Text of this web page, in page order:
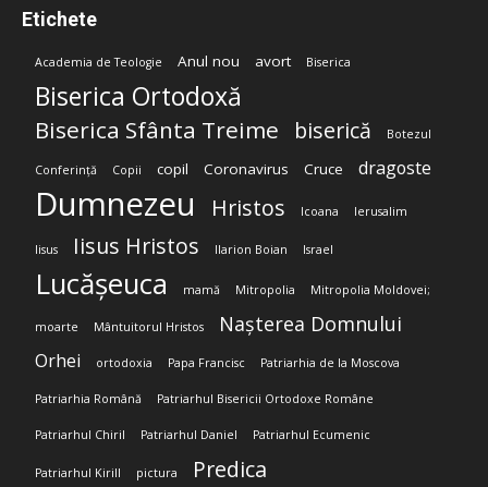
Etichete
Academia de Teologie Anul nou avort Biserica
Biserica Ortodoxă
Biserica Sfânta Treime biserică Botezul
Conferință Copii copil Coronavirus Cruce dragoste
Dumnezeu Hristos Icoana Ierusalim
Iisus Iisus Hristos Ilarion Boian Israel
Lucășeuca mamă Mitropolia Mitropolia Moldovei;
moarte Mântuitorul Hristos Nașterea Domnului
Orhei ortodoxia Papa Francisc Patriarhia de la Moscova
Patriarhia Română Patriarhul Bisericii Ortodoxe Române
Patriarhul Chiril Patriarhul Daniel Patriarhul Ecumenic
Patriarhul Kirill pictura Predica